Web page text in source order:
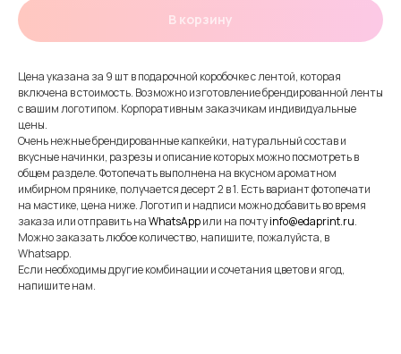
В корзину
Цена указана за 9 шт в подарочной коробочке с лентой, которая
включена в стоимость. Возможно изготовление брендированной ленты
с вашим логотипом. Корпоративным заказчикам индивидуальные
цены.
Очень нежные брендированные капкейки, натуральный состав и
вкусные начинки, разрезы и описание которых можно посмотреть в
общем разделе. Фотопечать выполнена на вкусном ароматном
имбирном прянике, получается десерт 2 в 1. Есть вариант фотопечати
на мастике, цена ниже. Логотип и надписи можно добавить во время
заказа или отправить наWhatsAppили на почтуinfo@edaprint.ru.
Можно заказать любое количество, напишите, пожалуйста, в
Whatsapp.
Если необходимы другие комбинации и сочетания цветов и ягод,
напишите нам.